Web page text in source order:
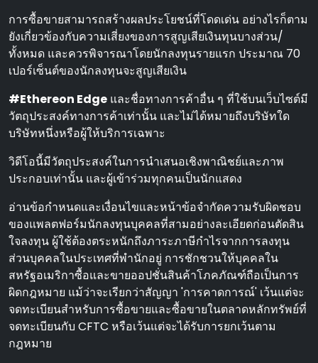
การซื้อขายสามารถสร้างผลประโยชน์ที่โดดเด่น อย่างไรก็ตาม
ยังเกี่ยวข้องกับความเสี่ยงของการสูญเสียเงินทุนบางส่วน/
ทั้งหมด และควรพิจารณาโดยนักลงทุนรายแรก ประมาณ 70
เปอร์เซ็นต์ของนักลงทุนจะสูญเสียเงิน
#Ethereon Edge และชื่อทางการค้าอื่น ๆ ที่ใช้บนเว็บไซต์มี
วัตถุประสงค์ทางการค้าเท่านั้น และไม่ได้หมายถึงบริษัทใด
บริษัทหนึ่งหรือผู้ให้บริการเฉพาะ
วิดีโอนี้มีวัตถุประสงค์ในการนําเสนอเชิงพาณิชย์และภาพ
ประกอบเท่านั้น และผู้เข้าร่วมทุกคนเป็นนักแสดง
อ่านข้อกําหนดและเงื่อนไขและหน้าข้อจํากัดความรับผิดชอบ
ของแพลตฟอร์มนักลงทุนบุคคลที่สามอย่างละเอียดก่อนตัดสิน
ใจลงทุน ผู้ใช้ต้องตระหนักถึงภาระภาษีกําไรจากการลงทุน
ส่วนบุคคลในประเทศที่พํานักอยู่ การชักชวนให้บุคคลใน
สหรัฐอเมริกาซื้อและขายออปชั่นสินค้าโภคภัณฑ์ถือเป็นการ
ผิดกฎหมาย แม้ว่าจะเรียกว่าสัญญา 'การคาดการณ์' เว้นแต่จะ
จดทะเบียนสําหรับการซื้อขายและซื้อขายในตลาดหลักทรัพย์ที่
จดทะเบียนกับ CFTC หรือเว้นแต่จะได้รับการยกเว้นตาม
กฎหมาย